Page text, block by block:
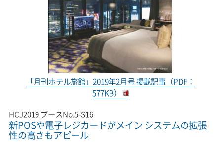
「月刊ホテル旅館」2019年2月号 掲載記事（PDF：
577KB）
HCJ2019 ブースNo.5-S16
新POSや電子レジカードがメイン システムの拡張
性の高さもアピール